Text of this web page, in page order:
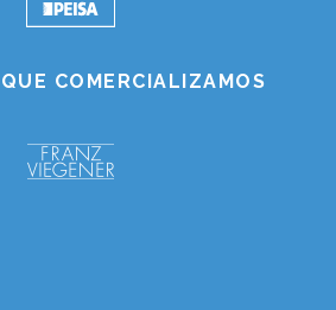
COMERCIALIZAMOS